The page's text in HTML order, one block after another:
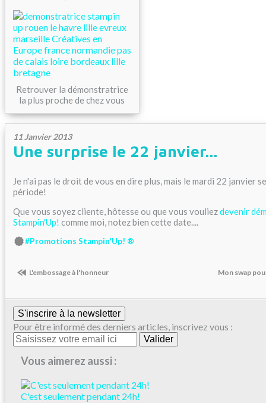
Retrouver la démonstratrice
la plus proche de chez vous
11 Janvier 2013
Une surprise le 22 janvier...
Je n'ai pas le droit de vous en dire plus, mais le mardi 22 janvier
période!
Que vous soyez cliente, hôtesse ou que vous vouliezdevenir
Stampin'Up! comme moi, notez bien cette date....
#Promotions Stampin'Up! ®
L'embossage à l'honneur Mon swap
S'inscrire à la newsletter
Pour être informé des derniers articles, inscrivez vous :
Vous aimerez aussi :
C'est seulement pendant 24h!